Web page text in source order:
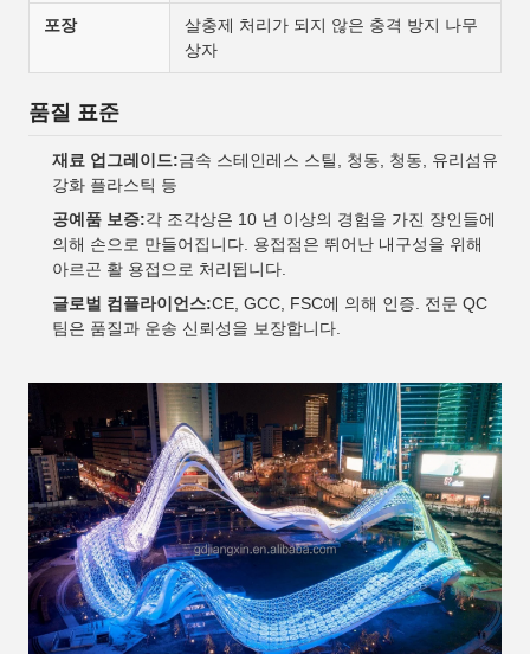
포장
살충제 처리가 되지 않은 충격 방지 나무
상자
품질 표준
재료 업그레이드:금속 스테인레스 스틸, 청동, 청동, 유리섬유
강화 플라스틱 등
공예품 보증:각 조각상은 10 년 이상의 경험을 가진 장인들에
의해 손으로 만들어집니다. 용접점은 뛰어난 내구성을 위해
아르곤 활 용접으로 처리됩니다.
글로벌 컴플라이언스:CE, GCC, FSC에 의해 인증. 전문 QC
팀은 품질과 운송 신뢰성을 보장합니다.